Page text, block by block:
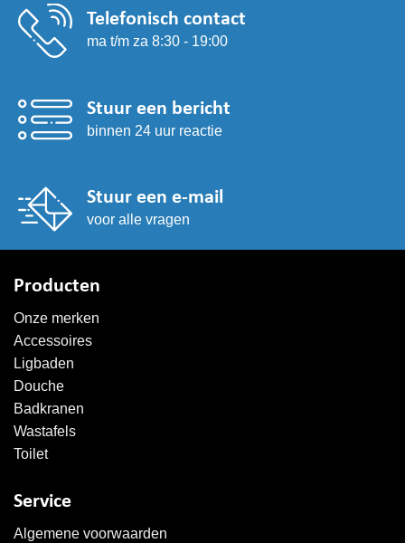
productpagina
Telefonisch contact
ma t/m za 8:30 - 19:00
Stuur een bericht
binnen 24 uur reactie
Stuur een e-mail
voor alle vragen
Producten
Onze merken
Accessoires
Ligbaden
Douche
Badkranen
Wastafels
Toilet
Service
Algemene voorwaarden